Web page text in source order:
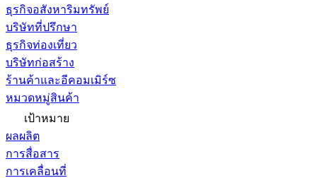
ธุรกิจอสังหาริมทรัพย์
บริษัทที่ปรึกษา
ธุรกิจท่องเที่ยว
บริษัทก่อสร้าง
ร้านค้าและอีคอมเมิร์ซ
หมวดหมู่สินค้า
เป้าหมาย
ผลผลิต
การสื่อสาร
การเคลื่อนที่